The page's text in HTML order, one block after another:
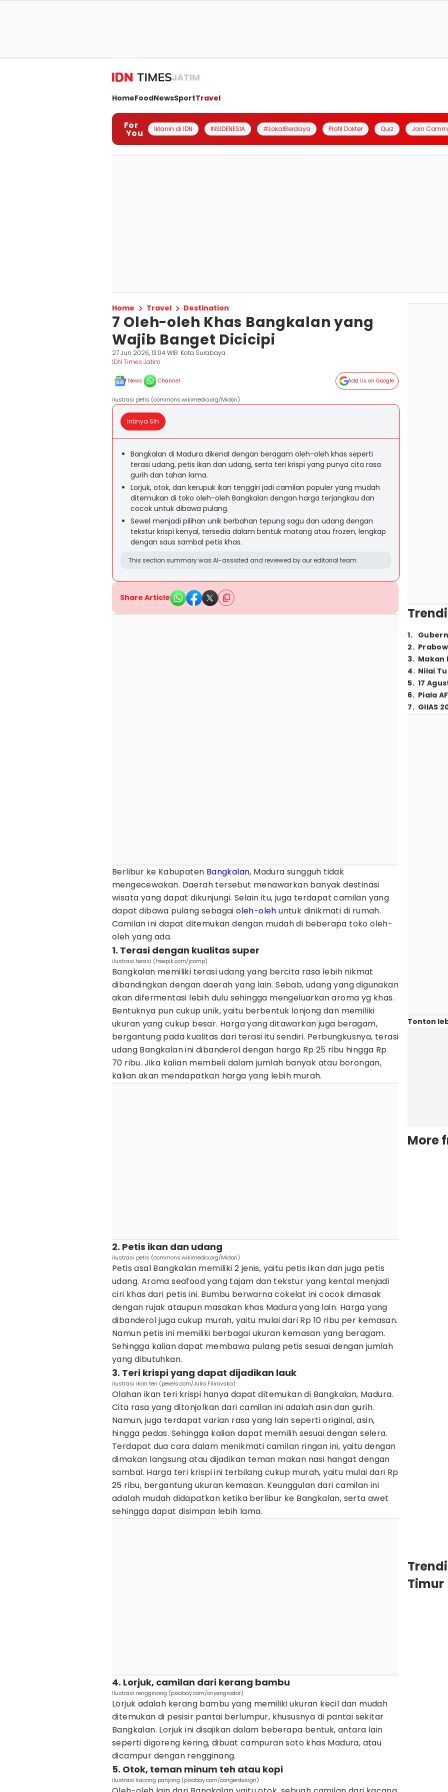
JATIM
HomeFoodNewsSportTravel
For
You Iklanin di IDN INSIDENESIA #LokalBerdaya Profil Dokter Quiz Join
Home Travel Destination
7 Oleh-oleh Khas Bangkalan yang
Wajib Banget Dicicipi
27 Jun 2026, 13:04 WIB Kota Surabaya
IDN Times Jatim
News Channel Add Us on Google
ilustrasi petis (commons.wikimedia.org/Midori)
Intinya Sih
Bangkalan di Madura dikenal dengan beragam oleh-oleh khas seperti
terasi udang, petis ikan dan udang, serta teri krispi yang punya cita rasa
gurih dan tahan lama.
Lorjuk, otok, dan kerupuk ikan tenggiri jadi camilan populer yang mudah
ditemukan di toko oleh-oleh Bangkalan dengan harga terjangkau dan
cocok untuk dibawa pulang.
Sewel menjadi pilihan unik berbahan tepung sagu dan udang dengan
tekstur krispi kenyal, tersedia dalam bentuk matang atau frozen, lengkap
dengan saus sambal petis khas.
This section summary was AI-assisted and reviewed by our editorial team.
Share Article
Berlibur ke Kabupaten Bangkalan, Madura sungguh tidak
mengecewakan. Daerah tersebut menawarkan banyak destinasi
wisata yang dapat dikunjungi. Selain itu, juga terdapat camilan yang
dapat dibawa pulang sebagaioleh-oleh untuk dinikmati di rumah.
Camilan ini dapat ditemukan dengan mudah di beberapa toko oleh-
oleh yang ada.
1. Terasi dengan kualitas super
ilustrasi terasi (freepik.com/jcomp)
Bangkalan memiliki terasi udang yang bercita rasa lebih nikmat
dibandingkan dengan daerah yang lain. Sebab, udang yang digunakan
akan difermentasi lebih dulu sehingga mengeluarkan aroma yg khas.
Bentuknya pun cukup unik, yaitu berbentuk lonjong dan memiliki
ukuran yang cukup besar. Harga yang ditawarkan juga beragam,
bergantung pada kualitas dari terasi itu sendiri. Perbungkusnya, terasi
udang Bangkalan ini dibanderol dengan harga Rp 25 ribu hingga Rp
70 ribu. Jika kalian membeli dalam jumlah banyak atau borongan,
kalian akan mendapatkan harga yang lebih murah.
2. Petis ikan dan udang
ilustrasi petis (commons.wikimedia.org/Midori)
Petis asal Bangkalan memiliki 2 jenis, yaitu petis ikan dan juga petis
udang. Aroma seafood yang tajam dan tekstur yang kental menjadi
ciri khas dari petis ini. Bumbu berwarna cokelat ini cocok dimasak
dengan rujak ataupun masakan khas Madura yang lain. Harga yang
dibanderol juga cukup murah, yaitu mulai dari Rp 10 ribu per kemasan.
Namun petis ini memiliki berbagai ukuran kemasan yang beragam.
Sehingga kalian dapat membawa pulang petis sesuai dengan jumlah
yang dibutuhkan.
3. Teri krispi yang dapat dijadikan lauk
ilustrasi ikan teri (pexels.com/Julia Filirovska)
Olahan ikan teri krispi hanya dapat ditemukan di Bangkalan, Madura.
Cita rasa yang ditonjolkan dari camilan ini adalah asin dan gurih.
Namun, juga terdapat varian rasa yang lain seperti original, asin,
hingga pedas. Sehingga kalian dapat memilih sesuai dengan selera.
Terdapat dua cara dalam menikmati camilan ringan ini, yaitu dengan
dimakan langsung atau dijadikan teman makan nasi hangat dengan
sambal. Harga teri krispi ini terbilang cukup murah, yaitu mulai dari Rp
25 ribu, bergantung ukuran kemasan. Keunggulan dari camilan ini
adalah mudah didapatkan ketika berlibur ke Bangkalan, serta awet
sehingga dapat disimpan lebih lama.
4. Lorjuk, camilan dari kerang bambu
Ilustrasi rengginang (pixabay.com/onyengradar)
Lorjuk adalah kerang bambu yang memiliki ukuran kecil dan mudah
ditemukan di pesisir pantai berlumpur, khususnya di pantai sekitar
Bangkalan. Lorjuk ini disajikan dalam beberapa bentuk, antara lain
seperti digoreng kering, dibuat campuran soto khas Madura, atau
dicampur dengan rengginang.
5. Otok, teman minum teh atau kopi
ilustrasi kacang panjang (pixabay.com/congerdesign)
1.
2.
3. Makan
4. Nilai
5. 17
6. Piala
7. GIIAS
Tonton
More
Timur